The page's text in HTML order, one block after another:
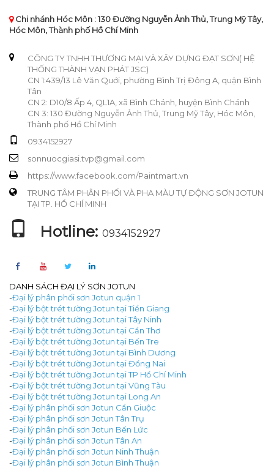
Chi nhánh Hóc Môn : 130 Đường Nguyễn Ảnh Thủ, Trung Mỹ Tây,
Hóc Môn, Thành phố Hồ Chí Minh
CÔNG TY TNHH THƯƠNG MẠI VÀ XÂY DỰNG ĐẠT SƠN( HỆ
THỐNG THÀNH VẠN PHÁT JSC)
CN 1:439/13 Lê Văn Quới, phường Bình Trị Đông A, quận Bình
Tân
CN 2: D10/8 Ấp 4, QL1A, xã Bình Chánh, huyện Bình Chánh
CN 3: 130 Đường Nguyễn Ảnh Thủ, Trung Mỹ Tây, Hóc Môn,
Thành phố Hồ Chí Minh
0934152927
sonnuocgiasi.tvp@gmail.com
https://www.facebook.com/Paintmart.vn
TRUNG TÂM PHÂN PHỐI VÀ PHA MÀU TỰ ĐỘNG SƠN JOTUN
TẠI TP. HỒ CHÍ MINH
Hotline: 0934152927
DANH SÁCH ĐẠI LÝ SƠN JOTUN
-Đại lý phân phối sơn Jotun quận 1
-Đại lý bột trét tường Jotun tại Tiền Giang
-Đại lý bột trét tường Jotun tại Tây Ninh
-Đại lý bột trét tường Jotun tại Cần Thơ
-Đại lý bột trét tường Jotun tại Bến Tre
-Đại lý bột trét tường Jotun tại Bình Dương
-Đại lý bột trét tường Jotun tại Đồng Nai
-Đại lý bột trét tường Jotun tại TP Hồ Chí Minh
-Đại lý bột trét tường Jotun tại Vũng Tàu
-Đại lý bột trét tường Jotun tại Long An
-Đại lý phân phối sơn Jotun Cần Giuộc
-Đại lý phân phối sơn Jotun Tân Trụ
-Đại lý phân phối sơn Jotun Bến Lức
-Đại lý phân phối sơn Jotun Tân An
-Đại lý phân phối sơn Jotun Ninh Thuận
-Đại lý phân phối sơn Jotun Bình Thuận